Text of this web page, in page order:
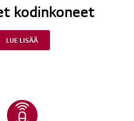
kodinkoneet
LUE LISÄÄ